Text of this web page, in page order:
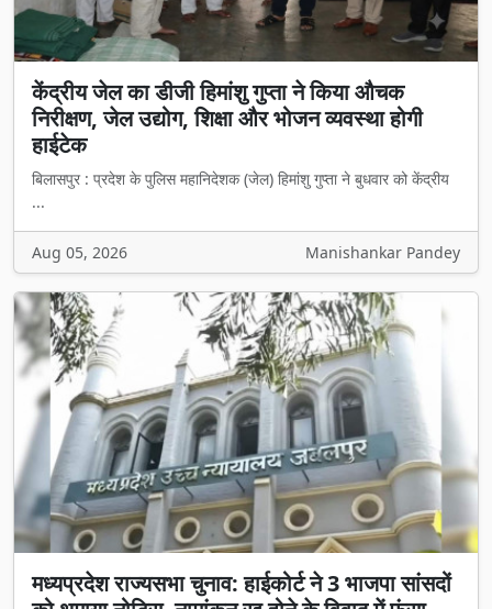
केंद्रीय जेल का डीजी हिमांशु गुप्ता ने किया औचक
निरीक्षण, जेल उद्योग, शिक्षा और भोजन व्यवस्था होगी
हाईटेक
बिलासपुर : प्रदेश के पुलिस महानिदेशक (जेल) हिमांशु गुप्ता ने बुधवार को केंद्रीय
...
Aug 05, 2026 Manishankar Pandey
मध्यप्रदेश राज्यसभा चुनाव: हाईकोर्ट ने 3 भाजपा सांसदों